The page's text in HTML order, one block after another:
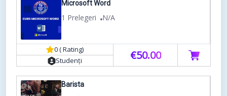
Microsoft Word
1 Prelegeri N/A
0 ( Rating)
Studenți
€50.00
Barista